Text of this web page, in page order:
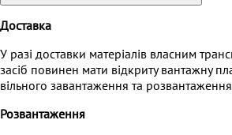
Доставка
У разі доставки матеріалів власним
засіб повинен мати відкриту вантажну
вільного завантаження та
Розвантаження